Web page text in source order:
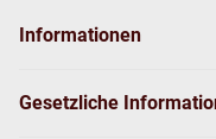
Informationen
Gesetzliche